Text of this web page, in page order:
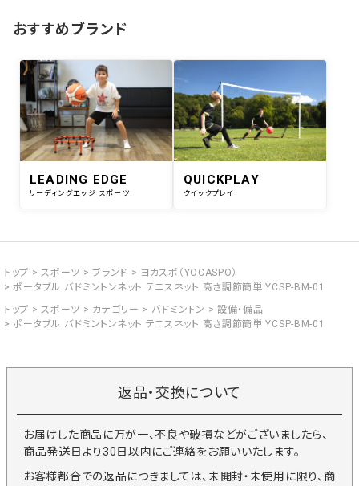
おすすめブランド
LEADING EDGE
リーディングエッジ スポーツ
QUICKPLAY
クイックプレイ
トップ スポーツ ブランド
ヨカスポ（YOCASPO）
ポータブル バドミントンネット テニスネット 高さ調節簡単 YCSP-BM-01
トップ
スポーツ カテゴリー バドミントン
設備・備品
ポータブル バドミントンネット テニスネット 高さ調節簡単 YCSP-BM-01
返品・交換について
お届けした商品に万が一、不良や破損などがございましたら、
商品発送日より30日以内にご連絡をお願いいたします。
お客様都合での返品につきましては、未開封・未使用に限り、商